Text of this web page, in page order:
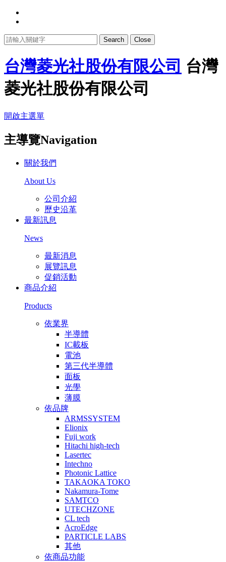
Search Close
台灣菱光社股份有限公司 台灣
菱光社股份有限公司
開啟主選單
主導覽Navigation
關於我們
About Us
公司介紹
歷史沿革
最新訊息
News
最新消息
展覽訊息
促銷活動
商品介紹
Products
依業界
半導體
IC載板
電池
第三代半導體
面板
光學
薄膜
依品牌
ARMSSYSTEM
Elionix
Fuji work
Hitachi high-tech
Lasertec
Intechno
Photonic Lattice
TAKAOKA TOKO
Nakamura-Tome
SAMTCO
UTECHZONE
CL tech
AcroEdge
PARTICLE LABS
其他
依商品功能